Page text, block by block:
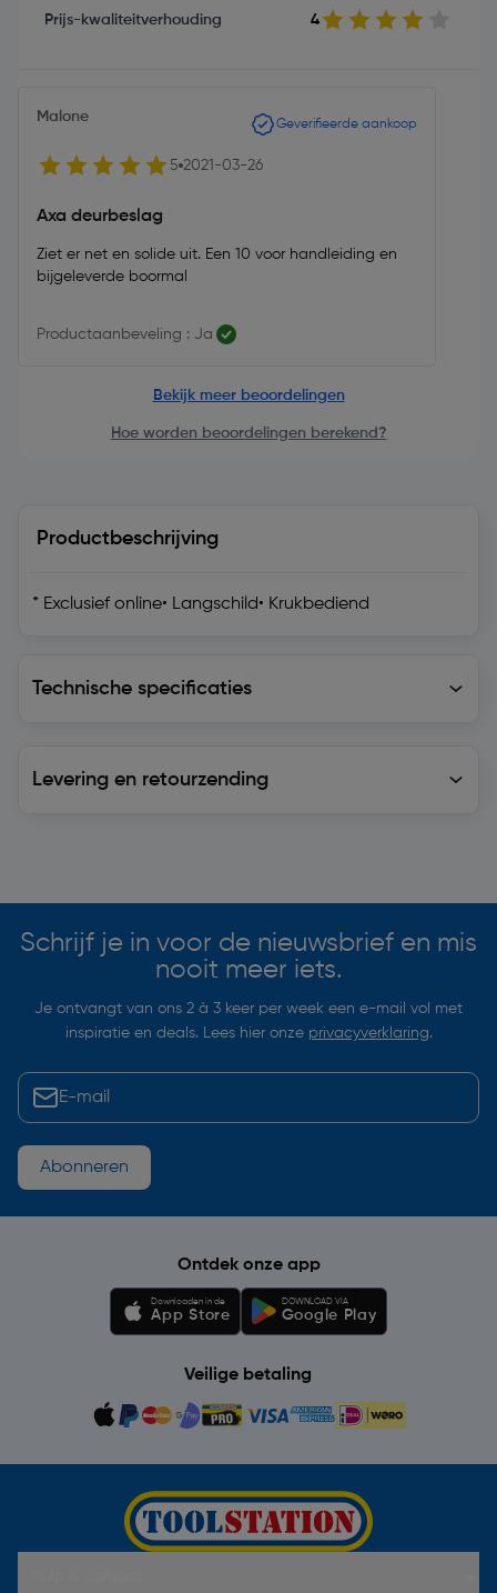
Prijs-kwaliteitverhouding 4
Malone Geverifieerde aankoop
5 2021-03-26
Axa deurbeslag
Ziet er net en solide uit. Een 10 voor handleiding en
bijgeleverde boormal
Productaanbeveling : Ja
Bekijk meer beoordelingen
Hoe worden beoordelingen berekend?
Productbeschrijving
* Exclusief online• Langschild• Krukbediend
Technische specificaties
Levering en retourzending
Schrijf je in voor de nieuwsbrief en mis
nooit meer iets.
Je ontvangt van ons 2 à 3 keer per week een e-mail vol met
inspiratie en deals. Lees hier onze privacyverklaring.
Abonneren
Ontdek onze app
Downloaden in de
App Store
DOWNLOAD VIA
Google Play
Veilige betaling